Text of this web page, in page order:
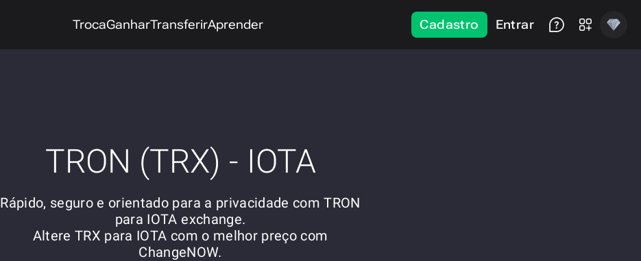
TrocaGanharTransferirAprender Cadastro Entrar
TRON (TRX) - IOTA
Rápido, seguro e orientado para a privacidade com TRON
para IOTA exchange.
Altere TRX para IOTA com o melhor preço com
ChangeNOW.